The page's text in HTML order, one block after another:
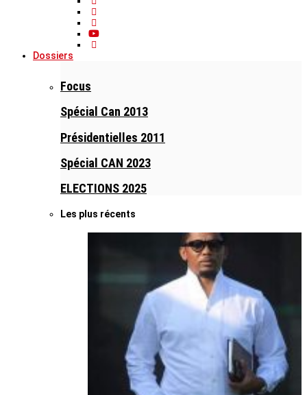
Dossiers
Focus
Spécial Can 2013
Présidentielles 2011
Spécial CAN 2023
ELECTIONS 2025
Les plus récents